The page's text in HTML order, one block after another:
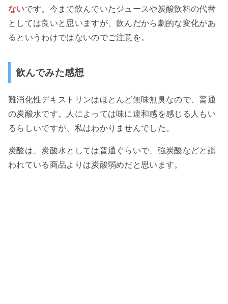
ないです。今まで飲んでいたジュースや炭酸飲料の代替
としては良いと思いますが、飲んだから劇的な変化があ
るというわけではないのでご注意を。
飲んでみた感想
難消化性デキストリンはほとんど無味無臭なので、普通
の炭酸水です。人によっては味に違和感を感じる人もい
るらしいですが、私はわかりませんでした。
炭酸は、炭酸水としては普通ぐらいで、強炭酸などと謳
われている商品よりは炭酸弱めだと思います。